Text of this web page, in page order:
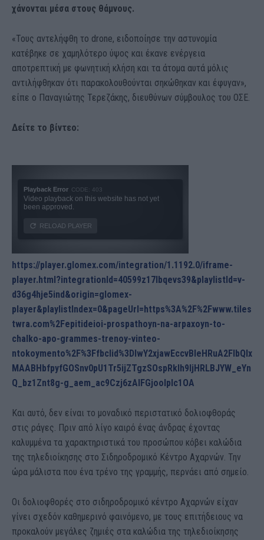
χάνονται μέσα στους θάμνους.
«Τους αντελήφθη το drone, ειδοποίησε την αστυνομία
κατέβηκε σε χαμηλότερο ύψος και έκανε ενέργεια
αποτρεπτική με φωνητική κλήση και τα άτομα αυτά μόλις
αντιλήφθηκαν ότι παρακολουθούνται σηκώθηκαν και έφυγαν»,
είπε ο Παναγιώτης Τερεζάκης, διευθύνων σύμβουλος του ΟΣΕ.
Δείτε το βίντεο:
https://player.glomex.com/integration/1.1192.0/iframe-
player.html?integrationId=40599z17lbqevs39&playlistId=v-
d36g4hje5ind&origin=glomex-
player&playlistIndex=0&pageUrl=https%3A%2F%2Fwww.tiles
twra.com%2Fepitideioi-prospathoyn-na-arpaxoyn-to-
chalko-apo-grammes-trenoy-vinteo-
ntokoymento%2F%3Ffbclid%3DIwY2xjawEccvBleHRuA2FlbQIx
MAABHbfpyfGOSnv0pU1Tr5ijZTgzSOspRkIh9ljHRLBJYW_eYn
Q_bz1Znt8g-g_aem_ac9Czj6zAIFGjoolpIc1OA
Και αυτό, δεν είναι το μοναδικό περιστατικό δολιοφθοράς
στις ράγες. Πριν από λίγο καιρό ένας άνδρας έχοντας
καλυμμένα τα χαρακτηριστικά του προσώπου κόβει καλώδια
της τηλεδιοίκησης στο Σιδηροδρομικό Κέντρο Αχαρνών. Την
ώρα μάλιστα που ένα τρένο της γραμμής, περνάει από σημείο.
Οι δολιοφθορές στο σιδηροδρομικό κέντρο Αχαρνών είχαν
γίνει σχεδόν καθημερινό φαινόμενο, με τους επιτήδειους να
προκαλούν μεγάλες ζημιές στα καλώδια της τηλεδιοίκησης